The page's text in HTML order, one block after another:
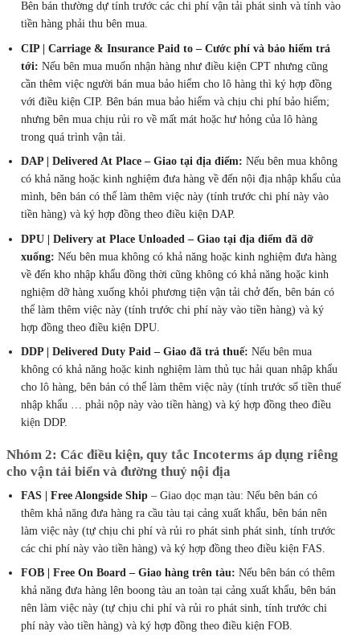
Bên bán thường dự tính trước các chi phí vận tải phát sinh và tính vào
tiền hàng phải thu bên mua.
CIP | Carriage & Insurance Paid to – Cước phí và bảo hiểm trả
tới: Nếu bên mua muốn nhận hàng như điều kiện CPT nhưng cũng
cần thêm việc người bán mua bảo hiểm cho lô hàng thì ký hợp đồng
với điều kiện CIP. Bên bán mua bảo hiểm và chịu chi phí bảo hiểm;
nhưng bên mua chịu rủi ro về mất mát hoặc hư hỏng của lô hàng
trong quá trình vận tải.
DAP | Delivered At Place – Giao tại địa điểm: Nếu bên mua không
có khả năng hoặc kinh nghiệm đưa hàng về đến nội địa nhập khẩu của
mình, bên bán có thể làm thêm việc này (tính trước chi phí này vào
tiền hàng) và ký hợp đồng theo điều kiện DAP.
DPU | Delivery at Place Unloaded – Giao tại địa điểm đã dỡ
xuống: Nếu bên mua không có khả năng hoặc kinh nghiệm đưa hàng
về đến kho nhập khẩu đồng thời cũng không có khả năng hoặc kinh
nghiệm dỡ hàng xuống khỏi phương tiện vận tải chở đến, bên bán có
thể làm thêm việc này (tính trước chi phí này vào tiền hàng) và ký
hợp đồng theo điều kiện DPU.
DDP | Delivered Duty Paid – Giao đã trả thuế:Nếu bên mua
không có khả năng hoặc kinh nghiệm làm thủ tục hải quan nhập khẩu
cho lô hàng, bên bán có thể làm thêm việc này (tính trước số tiền thuế
nhập khẩu … phải nộp này vào tiền hàng) và ký hợp đồng theo điều
kiện DDP.
Nhóm 2: Các điều kiện, quy tắc Incoterms áp dụng riêng
cho vận tải biển và đường thuỷ nội địa
FAS | Free Alongside Ship – Giao dọc mạn tàu: Nếu bên bán có
thêm khả năng đưa hàng ra cầu tàu tại cảng xuất khẩu, bên bán nên
làm việc này (tự chịu chi phí và rủi ro phát sinh phát sinh, tính trước
các chi phí này vào tiền hàng) và ký hợp đồng theo điều kiện FAS.
FOB | Free On Board – Giao hàng trên tàu:Nếu bên bán có thêm
khả năng đưa hàng lên boong tàu an toàn tại cảng xuất khẩu, bên bán
nên làm việc này (tự chịu chi phí và rủi ro phát sinh, tính trước chi
phí này vào tiền hàng) và ký hợp đồng theo điều kiện FOB.